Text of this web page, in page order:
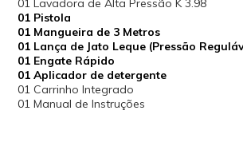
01 Lavadora de Alta Pressão K 3.98
01 Pistola
01 Mangueira de 3 Metros
01 Lança de Jato Leque (Pressão
01 Engate Rápido
01 Aplicador de detergente
01 Carrinho Integrado
01 Manual de Instruções